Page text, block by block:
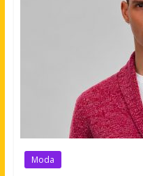
Moda